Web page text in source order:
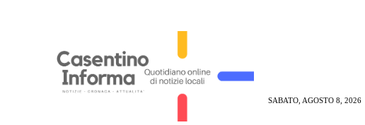
SABATO, AGOSTO 8, 2026